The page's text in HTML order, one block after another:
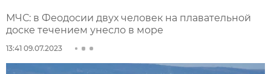
МЧС: в Феодосии двух человек на плавательной
доске течением унесло в море
13:41 09.07.2023